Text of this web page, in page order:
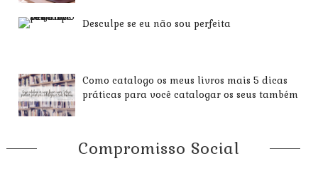
Desculpe se eu não sou perfeita
Como catalogo os meus livros mais 5 dicas
práticas para você catalogar os seus também
Compromisso Social